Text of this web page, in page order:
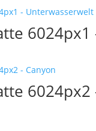
6024px2